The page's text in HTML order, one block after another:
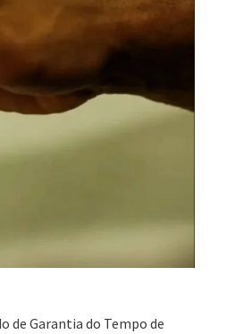
de Garantia do Tempo de